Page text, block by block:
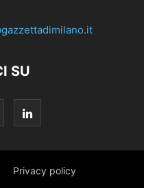
SU
Privacy policy